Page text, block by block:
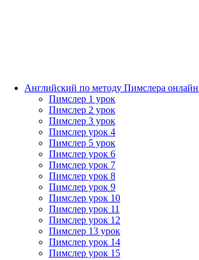
Английский по методу Пимслера онлайн_
Пимслер 1 урок
Пимслер 2 урок
Пимслер 3 урок
Пимслер урок 4
Пимслер 5 урок
Пимслер урок 6
Пимслер урок 7
Пимслер урок 8
Пимслер урок 9
Пимслер урок 10
Пимслер урок 11
Пимслер урок 12
Пимслер 13 урок
Пимслер урок 14
Пимслер урок 15